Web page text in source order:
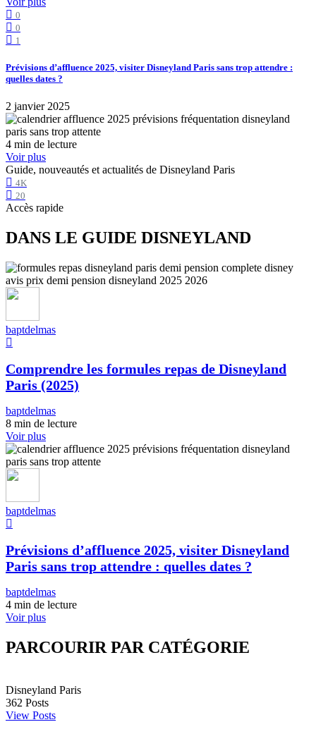
0
0
1
Prévisions d’affluence 2025, visiter Disneyland Paris sans trop attendre :
quelles dates ?
2 janvier 2025
4 min de lecture
Voir plus
Guide, nouveautés et actualités de Disneyland Paris
4K
20
Accès rapide
DANS LE GUIDE DISNEYLAND
baptdelmas
Comprendre les formules repas de Disneyland
Paris (2025)
baptdelmas
8 min de lecture
Voir plus
baptdelmas
Prévisions d’affluence 2025, visiter Disneyland
Paris sans trop attendre : quelles dates ?
baptdelmas
4 min de lecture
Voir plus
PARCOURIR PAR CATÉGORIE
Disneyland Paris
362 Posts
View Posts